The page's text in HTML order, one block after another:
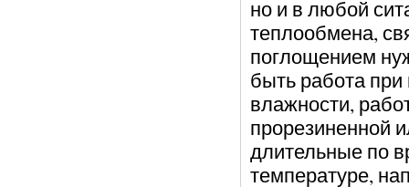
но и в любой
теплообмена,
поглощением
быть работа
влажности,
прорезиненной
длительные по
температуре,